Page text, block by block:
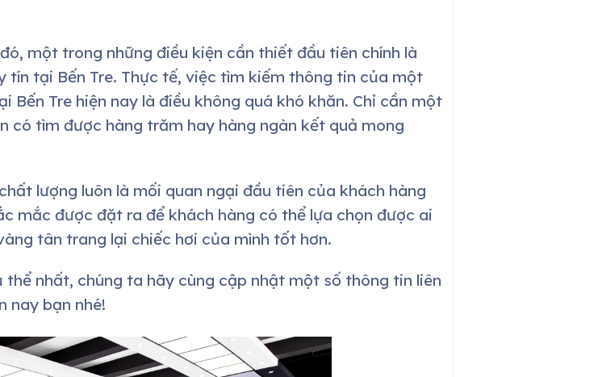
một trong những điều kiện cần thiết đầu tiên chính là
tín tại Bến Tre. Thực tế, việc tìm kiếm thông tin của một
Bến Trehiện nay là điều không quá khó khăn. Chỉ cần một
tìm được hàng trăm hay hàng ngàn kết quả mong
lượng luôn là mối quan ngại đầu tiên của khách hàng
mắc được đặt ra để khách hàng có thể lựa chọn được ai
tân trang lại chiếc hơi của mình tốt hơn.
nhất, chúng ta hãy cùng cập nhật một số thông tin liên
nay bạn nhé!